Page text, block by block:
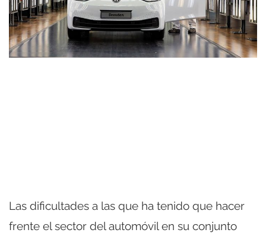
Las dificultades a las que ha tenido que hacer
frente el sector del automóvil en su conjunto